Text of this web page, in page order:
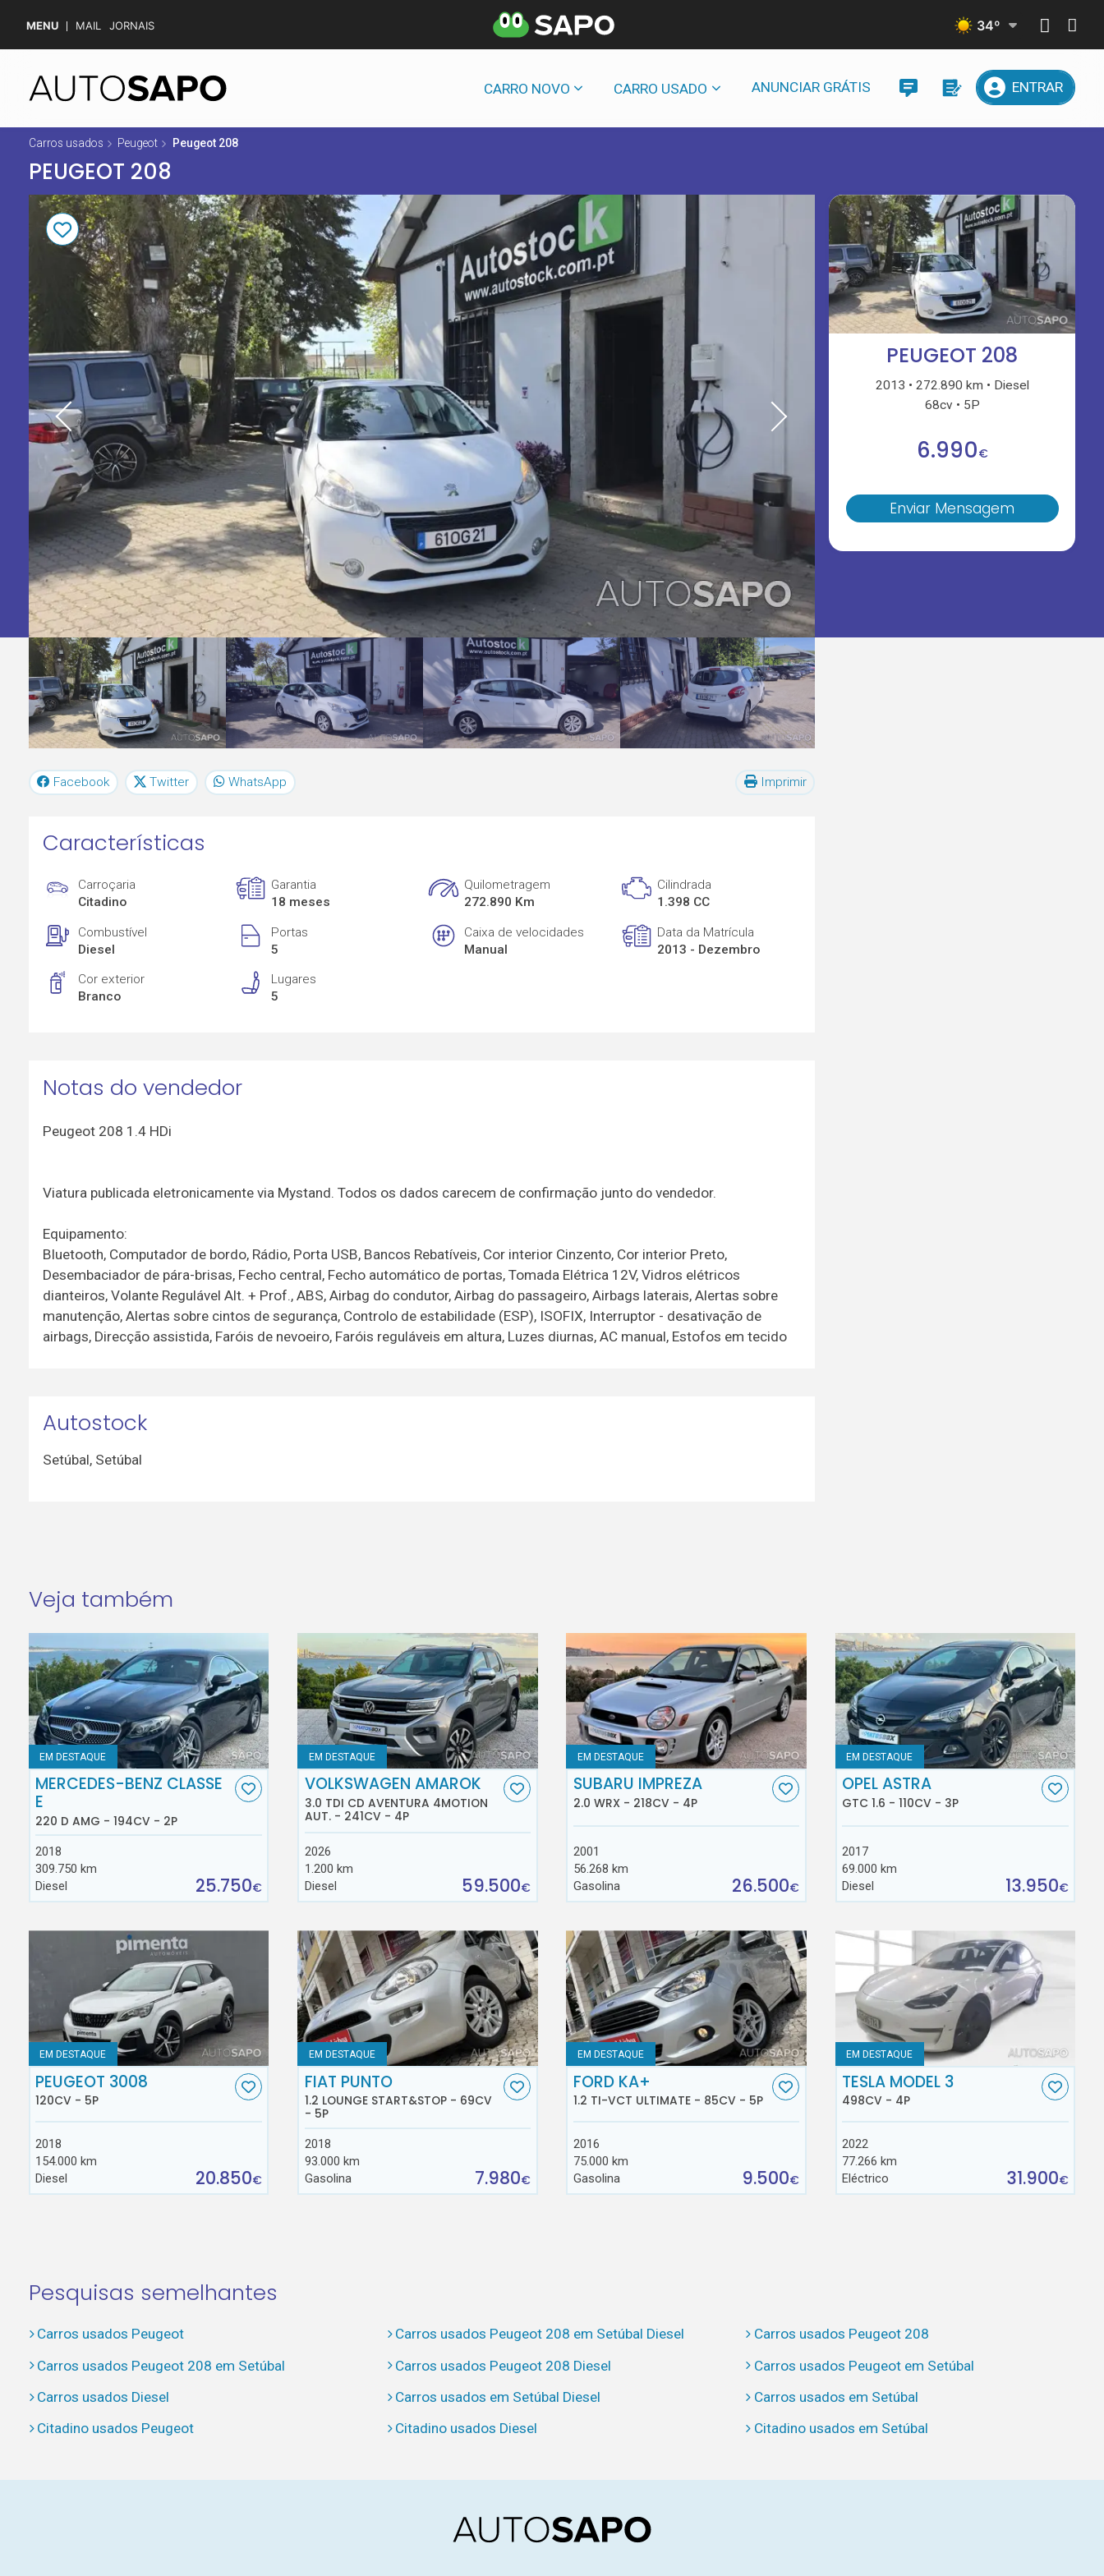
MENU MAIL JORNAIS 34º
CARRO NOVO CARRO USADO ANUNCIAR GRÁTIS ENTRAR
Carros usados Peugeot Peugeot 208
PEUGEOT 208
PEUGEOT 208
2013 272.890 km
Diesel
68cv
5P
6.990€
Enviar Mensagem
Facebook Twitter WhatsApp Imprimir
Características
Carroçaria
Citadino
Garantia
18 meses
Quilometragem
272.890 Km
Cilindrada
1.398 CC
Combustível
Diesel
Portas
5
Caixa de velocidades
Manual
Data da Matrícula
2013 - Dezembro
Cor exterior
Branco
Lugares
5
Notas do vendedor
Peugeot 208 1.4 HDi
Viatura publicada eletronicamente via Mystand. Todos os dados carecem de confirmação junto do vendedor.
Equipamento:
Bluetooth, Computador de bordo, Rádio, Porta USB, Bancos Rebatíveis, Cor interior Cinzento, Cor interior Preto,
Desembaciador de pára-brisas, Fecho central, Fecho automático de portas, Tomada Elétrica 12V, Vidros elétricos
dianteiros, Volante Regulável Alt. + Prof., ABS, Airbag do condutor, Airbag do passageiro, Airbags laterais, Alertas sobre
manutenção, Alertas sobre cintos de segurança, Controlo de estabilidade (ESP), ISOFIX, Interruptor - desativação de
airbags, Direcção assistida, Faróis de nevoeiro, Faróis reguláveis em altura, Luzes diurnas, AC manual, Estofos em tecido
Autostock
Setúbal, Setúbal
Veja também
EM DESTAQUE
MERCEDES-BENZ CLASSE
E
220 D AMG - 194CV - 2P
2018
309.750 km
Diesel
25.750€
EM DESTAQUE
VOLKSWAGEN AMAROK
3.0 TDI CD AVENTURA 4MOTION
AUT. - 241CV - 4P
2026
1.200 km
Diesel
59.500€
EM DESTAQUE
SUBARU IMPREZA
2.0 WRX - 218CV - 4P
2001
56.268 km
Gasolina
26.500€
EM DESTAQUE
OPEL ASTRA
GTC 1.6 - 110CV - 3P
2017
69.000 km
Diesel
13.950€
EM DESTAQUE
PEUGEOT 3008
120CV - 5P
2018
154.000 km
Diesel
20.850€
EM DESTAQUE
FIAT PUNTO
1.2 LOUNGE START&STOP - 69CV
- 5P
2018
93.000 km
Gasolina
7.980€
EM DESTAQUE
FORD KA+
1.2 TI-VCT ULTIMATE - 85CV - 5P
2016
75.000 km
Gasolina
9.500€
EM DESTAQUE
TESLA MODEL 3
498CV - 4P
2022
77.266 km
Eléctrico
31.900€
Pesquisas semelhantes
Carros usados Peugeot Carros usados Peugeot 208 em Setúbal Diesel
Carros usados Peugeot 208
Carros usados Peugeot 208 em Setúbal
Carros usados Peugeot 208 Diesel
Carros usados Peugeot em Setúbal
Carros usados Diesel
Carros usados em Setúbal Diesel
Carros usados em Setúbal
Citadino usados Peugeot
Citadino usados Diesel Citadino usados em Setúbal